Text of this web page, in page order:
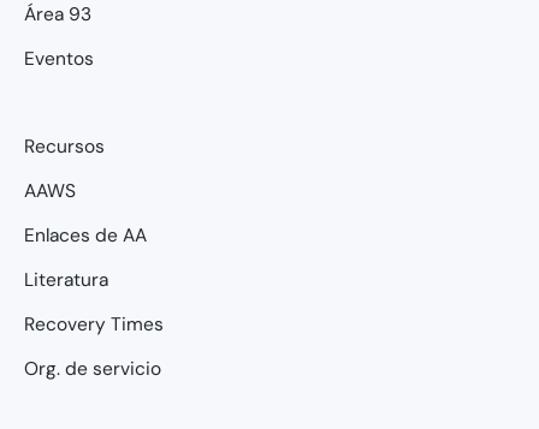
Área 93
Eventos
Recursos
AAWS
Enlaces de AA
Literatura
Recovery Times
Org. de servicio